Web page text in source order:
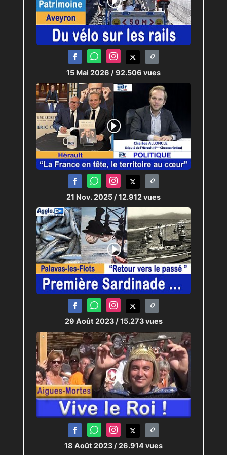
15 Mai 2026 / 92.506 vues
21 Nov. 2025 / 12.912 vues
29 Août 2023 / 15.273 vues
18 Août 2023 / 26.914 vues